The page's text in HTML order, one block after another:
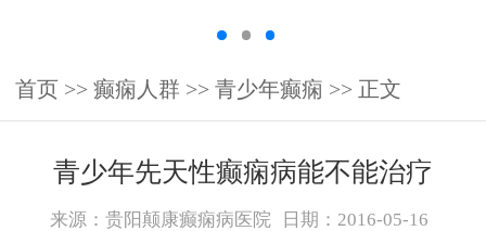
首页 >> 癫痫人群 >> 青少年癫痫 >> 正文
青少年先天性癫痫病能不能治疗
来源：贵阳颠康癫痫病医院 日期：2016-05-16